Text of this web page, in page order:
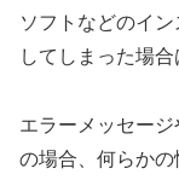
ソフトなどのイ
してしまった場
エラーメッセー
の場合、何らか